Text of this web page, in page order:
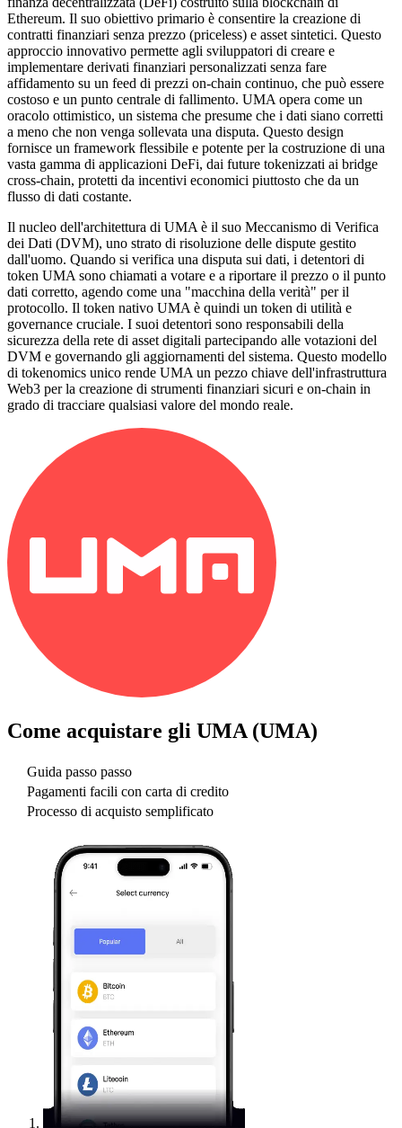
Ethereum. Il suo obiettivo primario è consentire la creazione di
contratti finanziari senza prezzo (priceless) e asset sintetici. Questo
approccio innovativo permette agli sviluppatori di creare e
implementare derivati finanziari personalizzati senza fare
affidamento su un feed di prezzi on-chain continuo, che può essere
costoso e un punto centrale di fallimento. UMA opera come un
oracolo ottimistico, un sistema che presume che i dati siano corretti
a meno che non venga sollevata una disputa. Questo design
fornisce un framework flessibile e potente per la costruzione di una
vasta gamma di applicazioni DeFi, dai future tokenizzati ai bridge
cross-chain, protetti da incentivi economici piuttosto che da un
flusso di dati costante.
Il nucleo dell'architettura di UMA è il suo Meccanismo di Verifica
dei Dati (DVM), uno strato di risoluzione delle dispute gestito
dall'uomo. Quando si verifica una disputa sui dati, i detentori di
token UMA sono chiamati a votare e a riportare il prezzo o il punto
dati corretto, agendo come una "macchina della verità" per il
protocollo. Il token nativo UMA è quindi un token di utilità e
governance cruciale. I suoi detentori sono responsabili della
sicurezza della rete di asset digitali partecipando alle votazioni del
DVM e governando gli aggiornamenti del sistema. Questo modello
di tokenomics unico rende UMA un pezzo chiave dell'infrastruttura
Web3 per la creazione di strumenti finanziari sicuri e on-chain in
grado di tracciare qualsiasi valore del mondo reale.
Come acquistare gli UMA (UMA)
Guida passo passo
Pagamenti facili con carta di credito
Processo di acquisto semplificato